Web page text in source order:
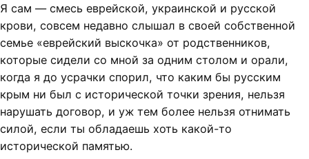
Я сам — смесь еврейской, украинской и русской
крови, совсем недавно слышал в своей собственной
семье «еврейский выскочка» от родственников,
которые сидели со мной за одним столом и орали,
когда я до усрачки спорил, что каким бы русским
крым ни был с исторической точки зрения, нельзя
нарушать договор, и уж тем более нельзя отнимать
силой, если ты обладаешь хоть какой-то
исторической памятью.